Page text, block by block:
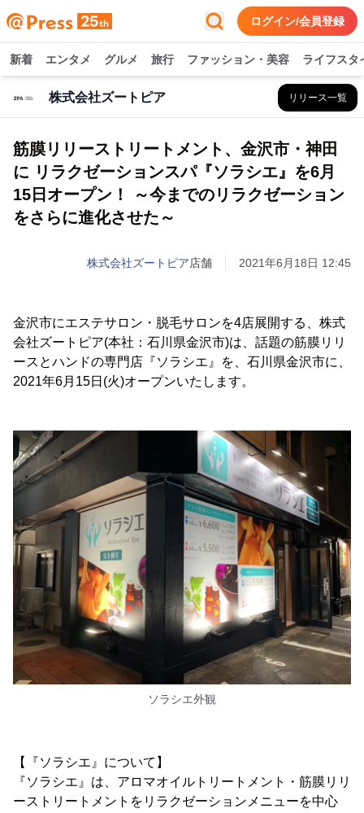
ログイン/会員登録
新着 エンタメ グルメ 旅行 ファッション・美容 ライフスタ
株式会社ズートピア リリース一覧
筋膜リリーストリートメント、金沢市・神田
に リラクゼーションスパ『ソラシエ』を6月
15日オープン！ ～今までのリラクゼーション
をさらに進化させた～
株式会社ズートピア店舗 2021年6月18日 12:45
金沢市にエステサロン・脱毛サロンを4店展開する、株式
会社ズートピア(本社：石川県金沢市)は、話題の筋膜リリ
ースとハンドの専門店『ソラシエ』を、石川県金沢市に、
2021年6月15日(火)オープンいたします。
ソラシエ外観
【『ソラシエ』について】
『ソラシエ』は、アロマオイルトリートメント・筋膜リリ
ーストリートメントをリラクゼーションメニューを中心